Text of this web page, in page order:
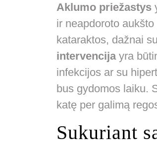
Aklumo priežastys
ir neapdoroto
kataraktos, dažnai
intervencijayra
infekcijos ar su
bus gydomos laiku.
katę per galimą
Sukuriant